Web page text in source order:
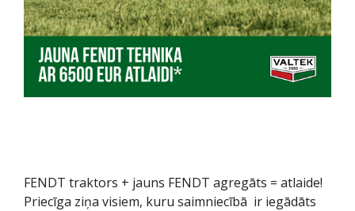
FENDT traktors + jauns FENDT agregāts = atlaide!
Priecīga ziņa visiem, kuru saimniecībā ir iegādāts